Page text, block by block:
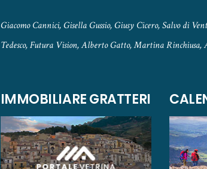
Giacomo Cannici, Gisella Gussio, Giusy Cicero, Salvo di
Tedesco, Futura Vision, Alberto Gatto, Martina
IMMOBILIARE GRATTERI